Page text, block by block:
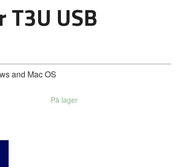
USB
and Mac OS
På lager